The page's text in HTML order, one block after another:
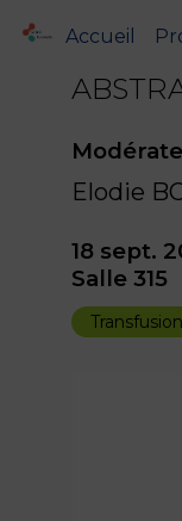
Accueil
Elodie
18 sept.
Salle 315